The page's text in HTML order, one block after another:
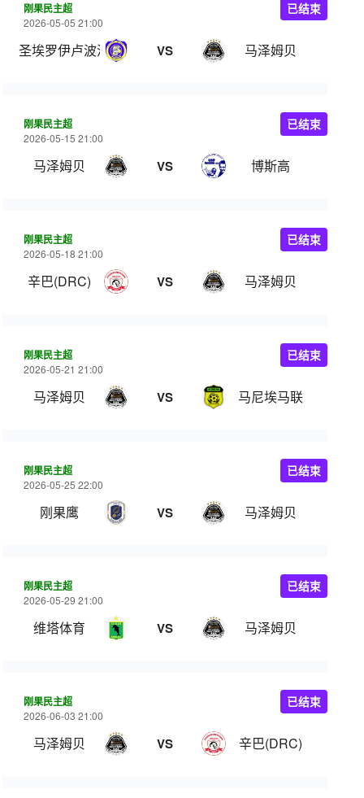
刚果民主超
2026-05-05 21:00
圣埃罗伊卢波波 VS 马泽姆贝
已结束
刚果民主超
2026-05-15 21:00
马泽姆贝 VS 博斯高
已结束
刚果民主超
2026-05-18 21:00
辛巴(DRC) VS 马泽姆贝
已结束
刚果民主超
2026-05-21 21:00
马泽姆贝 VS 马尼埃马联
已结束
刚果民主超
2026-05-25 22:00
刚果鹰 VS 马泽姆贝
已结束
刚果民主超
2026-05-29 21:00
维塔体育 VS 马泽姆贝
已结束
刚果民主超
2026-06-03 21:00
马泽姆贝 VS 辛巴(DRC)
已结束